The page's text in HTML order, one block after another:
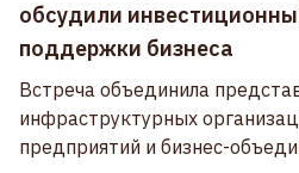
обсудили
поддержки бизнеса
Встреча объединила
инфраструктурных
предприятий и бизнес-